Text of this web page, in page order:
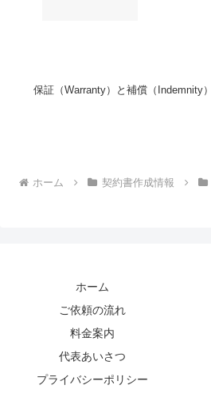
保証（Warranty）と補償（Indemnity）
ホーム 契約書作成情報
ホーム
ご依頼の流れ
料金案内
代表あいさつ
プライバシーポリシー